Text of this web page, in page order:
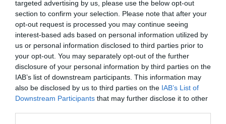
targeted advertising by us, please use the below opt-out
section to confirm your selection. Please note that after your
opt-out request is processed you may continue seeing
interest-based ads based on personal information utilized by
us or personal information disclosed to third parties prior to
your opt-out. You may separately opt-out of the further
disclosure of your personal information by third parties on the
IAB’s list of downstream participants. This information may
also be disclosed by us to third parties on the IAB’s List of
Downstream Participants that may further disclose it to other
Ai datori di lavoro che hanno assunto un
lavoratore domestico tra gennaio e marzo, non
rimane quindi che aspettare. L’obbligo di versare i
contributi scatta solo dal momento in cui viene